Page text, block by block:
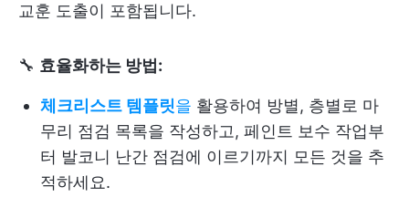
교훈 도출이 포함됩니다.
🔧 효율화하는 방법:
체크리스트 템플릿을 활용하여 방별, 층별로 마
무리 점검 목록을 작성하고, 페인트 보수 작업부
터 발코니 난간 점검에 이르기까지 모든 것을 추
적하세요.